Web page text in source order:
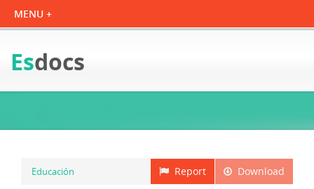
Esdocs
Download
Report
Educación